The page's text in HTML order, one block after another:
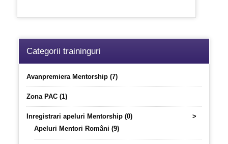
Categorii traininguri
Avanpremiera Mentorship (7)
Zona PAC (1)
Inregistrari apeluri Mentorship (0)
>
Apeluri Mentori Români (9)